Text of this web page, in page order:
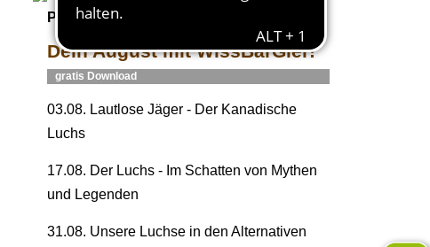
Podcast WissBärGier
Dein August mit WissBärGier!
gratis Download
03.08. Lautlose Jäger - Der Kanadische
Luchs
17.08. Der Luchs - Im Schatten von Mythen
und Legenden
31.08. Unsere Luchse in den Alternativen